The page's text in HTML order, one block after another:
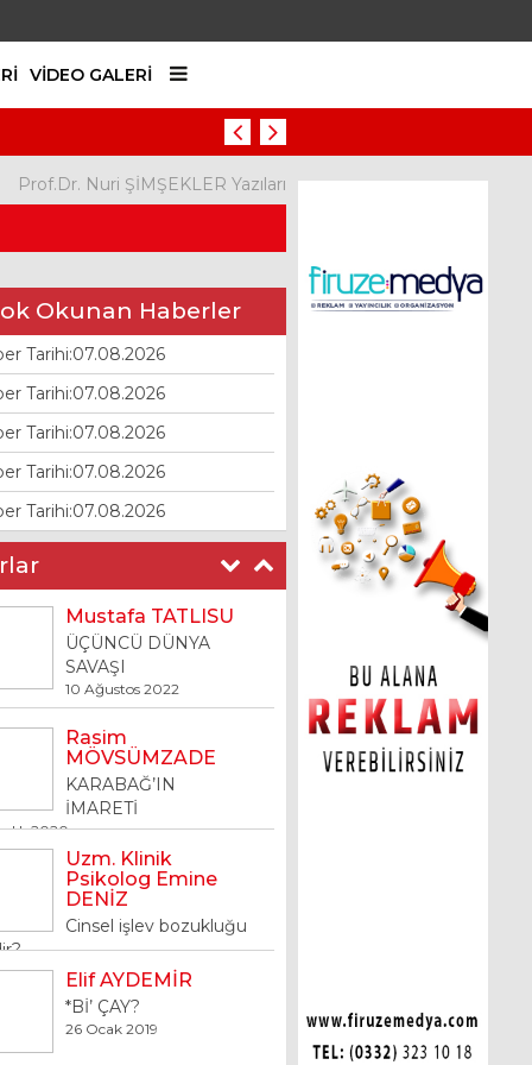
VIDEO GALERI
Haber Tarihi:07.08.2026
Prof.Dr. Nuri ŞİMŞEKLER Yazıları
Okunan Haberler
Tarihi:07.08.2026
Tarihi:07.08.2026
Tarihi:07.08.2026
Tarihi:07.08.2026
Tarihi:07.08.2026
Rasim
MÖVSÜMZADE
KARABAĞ’IN
İMARETİ
2020
Uzm. Klinik
Psikolog Emine
DENİZ
Cinsel işlev bozukluğu
2019 Elif AYDEMİR
*Bİ’ ÇAY?
26 Ocak 2019
İsmail ÖZDEMİR
Kobigel – Kobi Gelişim
Destek Programı